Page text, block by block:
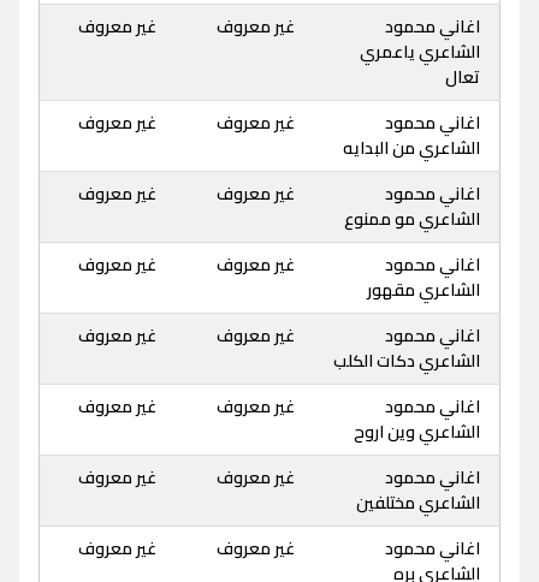
اغاني محمود
الشاعري ياعمري
تعال
غير معروف غير معروف
اغاني محمود
الشاعري من البدايه
غير معروف غير معروف
اغاني محمود
الشاعري مو ممنوع
غير معروف غير معروف
اغاني محمود
الشاعري مقهور
غير معروف غير معروف
اغاني محمود
الشاعري دكات الكلب
غير معروف غير معروف
اغاني محمود
الشاعري وين اروح
غير معروف غير معروف
اغاني محمود
الشاعري مختلفين
غير معروف غير معروف
اغاني محمود
الشاعري بره
غير معروف غير معروف